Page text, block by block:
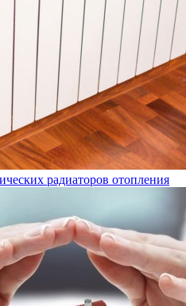
радиаторов отопления